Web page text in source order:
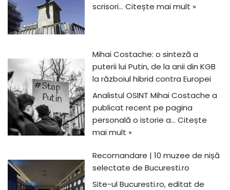
scrisori… Citește mai mult »
Mihai Costache: o sinteză a
puterii lui Putin, de la anii din KGB
la războiul hibrid contra Europei
Analistul OSINT Mihai Costache a
publicat recent pe pagina
personală o istorie a… Citește
mai mult »
Recomandare | 10 muzee de nișă
selectate de Bucuresti.ro
Site-ul Bucuresti.ro, editat de